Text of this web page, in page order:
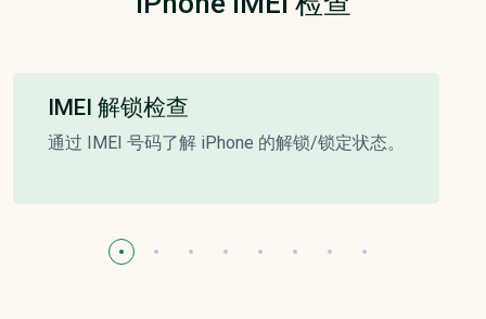
IMEI 解锁检查
通过 IMEI 号码了解 iPhone 的解锁/锁定状态。